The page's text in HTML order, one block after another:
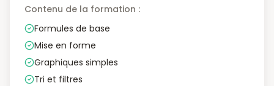
Contenu de la formation :
Formules de base
Mise en forme
Graphiques simples
Tri et filtres